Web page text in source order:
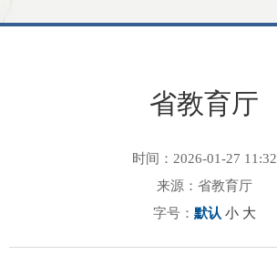
省教育厅
时间：2026-01-27 11:32
来源：省教育厅
字号： 默认 小 大